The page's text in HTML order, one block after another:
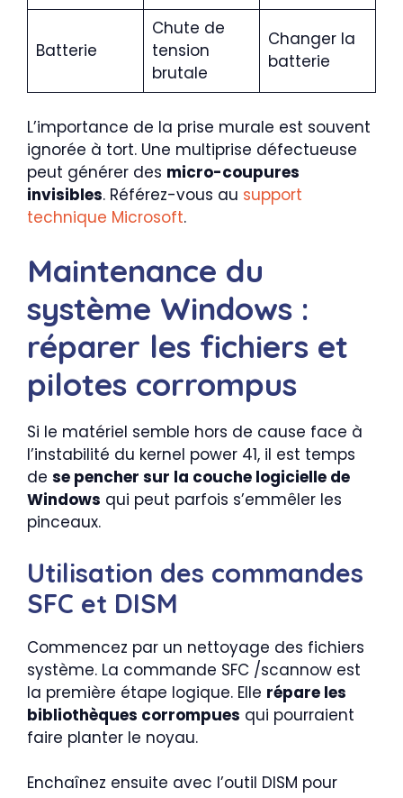
Batterie
Chute de
tension
brutale
Changer la
batterie
L’importance de la prise murale est souvent
ignorée à tort. Une multiprise défectueuse
peut générer des micro-coupures
invisibles. Référez-vous au support
technique Microsoft.
Maintenance du
système Windows :
réparer les fichiers et
pilotes corrompus
Si le matériel semble hors de cause face à
l’instabilité du kernel power 41, il est temps
de se pencher sur la couche logicielle de
Windows qui peut parfois s’emmêler les
pinceaux.
Utilisation des commandes
SFC et DISM
Commencez par un nettoyage des fichiers
système. La commande SFC /scannow est
la première étape logique. Elle répare les
bibliothèques corrompues qui pourraient
faire planter le noyau.
Enchaînez ensuite avec l’outil DISM pour